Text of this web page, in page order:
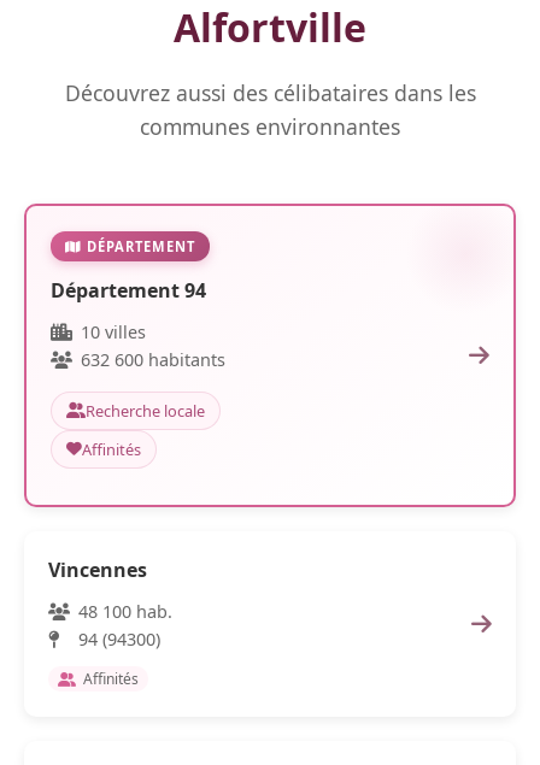
Alfortville
Découvrez aussi des célibataires dans les
communes environnantes
DÉPARTEMENT
Département 94
10 villes
632 600 habitants
Recherche locale
Affinités
Vincennes
48 100 hab.
94 (94300)
Affinités